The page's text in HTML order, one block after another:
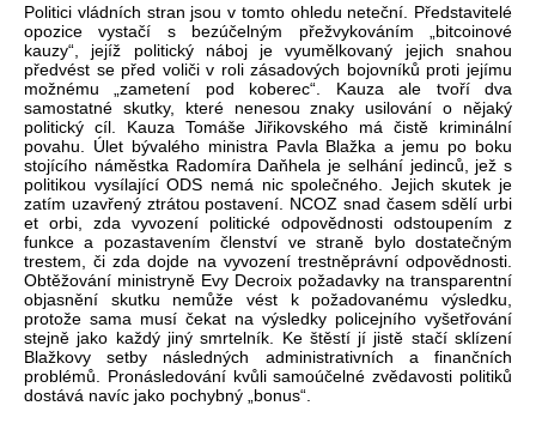
Politici vládních stran jsou v tomto ohledu neteční. Představitelé
opozice vystačí s bezúčelným přežvykováním „bitcoinové
kauzy“, jejíž politický náboj je vyumělkovaný jejich snahou
předvést se před voliči v roli zásadových bojovníků proti jejímu
možnému „zametení pod koberec“. Kauza ale tvoří dva
samostatné skutky, které nenesou znaky usilování o nějaký
politický cíl. Kauza TomášeJiřikovského máčistě kriminální
povahu. Úlet bývalého ministra Pavla Blažka a jemu po boku
stojícího náměstka Radomíra Daňhela je selhání jedinců, jež s
politikou vysílající ODS nemá nic společného. Jejich skutek je
zatím uzavřený ztrátou postavení. NCOZ snad časem sdělí urbi
et orbi, zda vyvození politické odpovědnosti odstoupením z
funkce a pozastavenímčlenství ve straně bylo dostatečným
trestem,či zda dojde na vyvození trestněprávní odpovědnosti.
Obtěžování ministryně Evy Decroix požadavky na transparentní
objasnění skutku nemůže vést k požadovanému výsledku,
protože sama musí čekat na výsledky policejního vyšetřování
stejně jako každý jiný smrtelník. Ke štěstí jí jistě stačí sklízení
Blažkovy setby následných administrativních a finančních
problémů. Pronásledování kvůli samoúčelné zvědavosti politiků
dostává navíc jako pochybný „bonus“.